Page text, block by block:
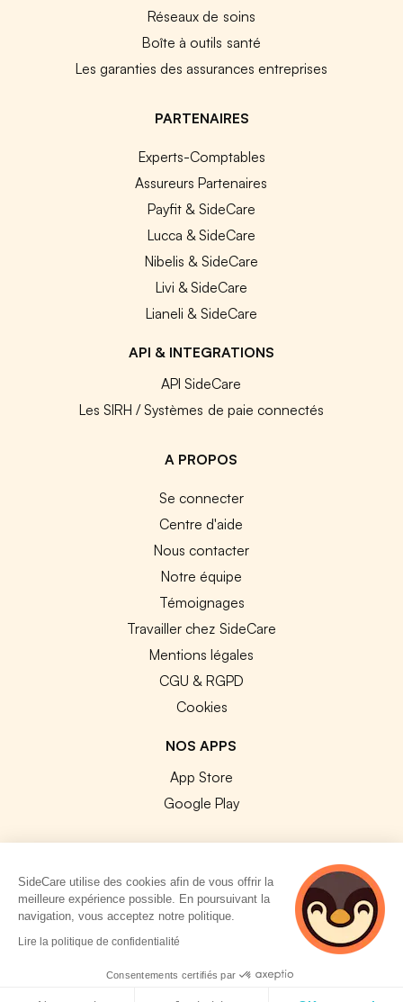
Réseaux de soins
Boîte à outils santé
Les garanties des assurances entreprises
PARTENAIRES
Experts-Comptables
Assureurs Partenaires
Payfit & SideCare
Lucca & SideCare
Nibelis & SideCare
Livi & SideCare
Lianeli & SideCare
API & INTEGRATIONS
API SideCare
Les SIRH / Systèmes de paie connectés
A PROPOS
Se connecter
Centre d'aide
Nous contacter
Notre équipe
Témoignages
Travailler chez SideCare
Mentions légales
CGU & RGPD
Cookies
NOS APPS
App Store
Google Play
© 2026 SideCare. Tous droits réservés.
SideCare utilise des cookies afin de vous offrir la
meilleure expérience possible. En poursuivant la
navigation, vous acceptez notre politique.
Lire la politique de confidentialité
Consentements certifiés par
5 personnes
consultent
actuellement cette